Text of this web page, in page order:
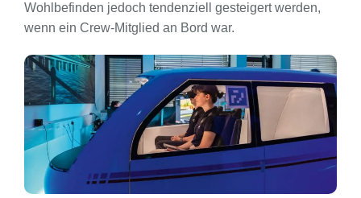
Wohlbefinden jedoch tendenziell gesteigert werden,
wenn ein Crew-Mitglied an Bord war.